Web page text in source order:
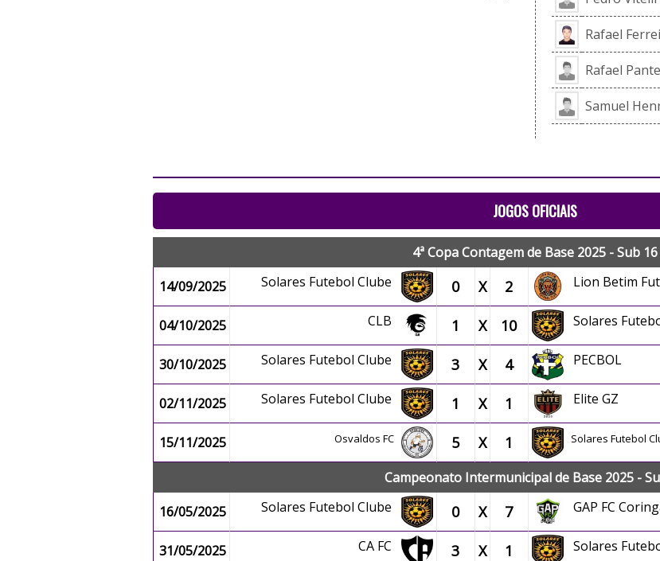
Rafael
Rafael
Samuel
JOGOS OFICIAIS
4ª Copa Contagem de Base 2025 - Sub 16
14/09/2025
Solares Futebol Clube 0 X 2 Lion Betim
04/10/2025 CLB 1 X 10 Solares
30/10/2025 Solares Futebol Clube 3 X 4 PECBOL
02/11/2025 Solares Futebol Clube 1 X 1 Elite GZ
15/11/2025 Osvaldos FC 5 X 1 Solares Futebol
Campeonato Intermunicipal de Base 2025 -
16/05/2025
Solares Futebol Clube 0 X 7 GAP FC
31/05/2025 CA FC 3 X 1 Solares